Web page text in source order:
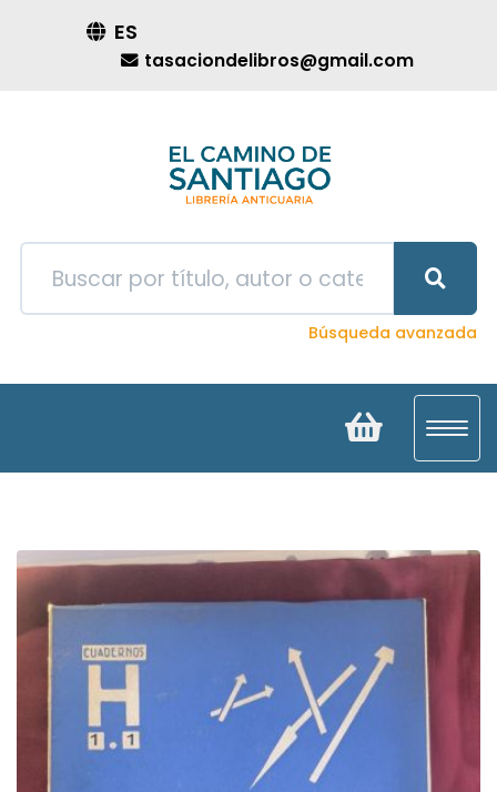
ES
tasaciondelibros@gmail.com
Búsqueda avanzada